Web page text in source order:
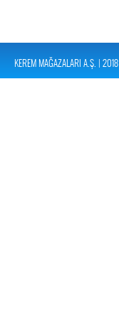
KEREM MAĞAZALARI A.Ş. | 2018